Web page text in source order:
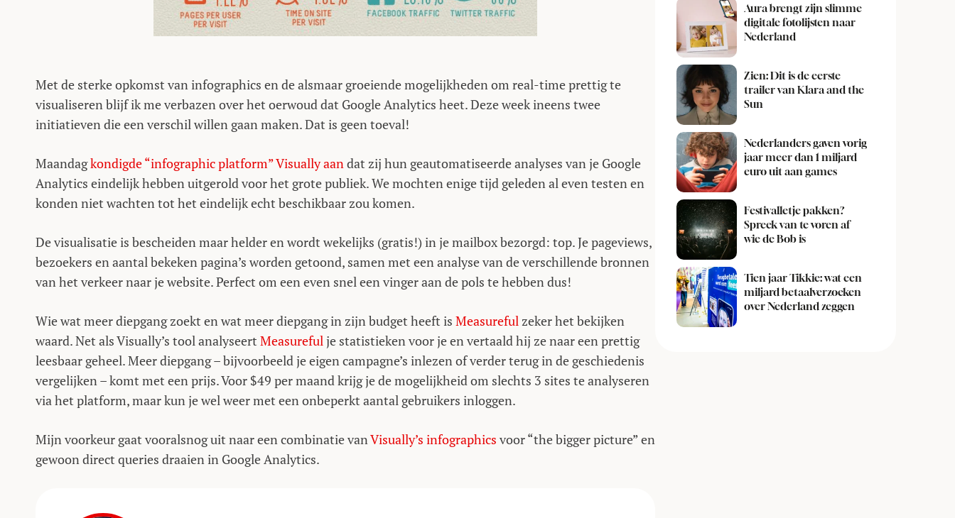
Met de sterke opkomst van infographics en de alsmaar groeiende mogelijkheden om real-time prettig te
visualiseren blijf ik me verbazen over het oerwoud dat Google Analytics heet. Deze week ineens twee
initiatieven die een verschil willen gaan maken. Dat is geen toeval!
Maandagkondigde “infographic platform” Visually aandat zij hun geautomatiseerde analyses van je Google
Analytics eindelijk hebben uitgerold voor het grote publiek. We mochten enige tijd geleden al even testen en
konden niet wachten tot het eindelijk echt beschikbaar zou komen.
De visualisatie is bescheiden maar helder en wordt wekelijks (gratis!) in je mailbox bezorgd: top. Je pageviews,
bezoekers en aantal bekeken pagina’s worden getoond, samen met een analyse van de verschillende bronnen
van het verkeer naar je website. Perfect om een even snel een vinger aan de pols te hebben dus!
Wie wat meer diepgang zoekt en wat meer diepgang in zijn budget heeft is Measurefulzeker het bekijken
waard. Net als Visually’s tool analyseert Measurefulje statistieken voor je en vertaald hij ze naar een prettig
leesbaar geheel. Meer diepgang – bijvoorbeeld je eigen campagne’s inlezen of verder terug in de geschiedenis
vergelijken – komt met een prijs. Voor $49 per maand krijg je de mogelijkheid om slechts 3 sites te analyseren
via het platform, maar kun je wel weer met een onbeperkt aantal gebruikers inloggen.
Mijn voorkeur gaat vooralsnog uit naar een combinatie vanVisually’s infographics voor “the bigger picture” en
gewoon direct queries draaien in Google Analytics.
Aura brengt zijn slimme
digitale fotolijsten naar
Nederland
Zien: Dit is de eerste
trailer van Klara and the
Sun
Nederlanders gaven vorig
jaar meer dan 1 miljard
euro uit aan games
Festivalletje pakken?
Spreek van te voren af
wie de Bob is
Tien jaar Tikkie: wat een
miljard betaalverzoeken
over Nederland zeggen